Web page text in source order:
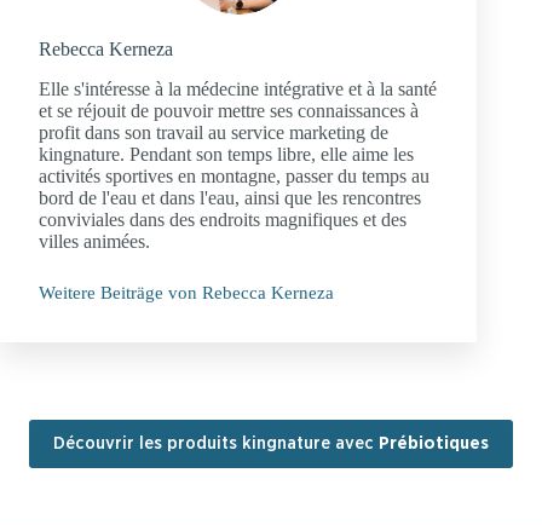
Rebecca Kerneza
Elle s'intéresse à la médecine intégrative et à la santé
et se réjouit de pouvoir mettre ses connaissances à
profit dans son travail au service marketing de
kingnature. Pendant son temps libre, elle aime les
activités sportives en montagne, passer du temps au
bord de l'eau et dans l'eau, ainsi que les rencontres
conviviales dans des endroits magnifiques et des
villes animées.
Weitere Beiträge von Rebecca Kerneza
Découvrir les produits kingnature avec Prébiotiques